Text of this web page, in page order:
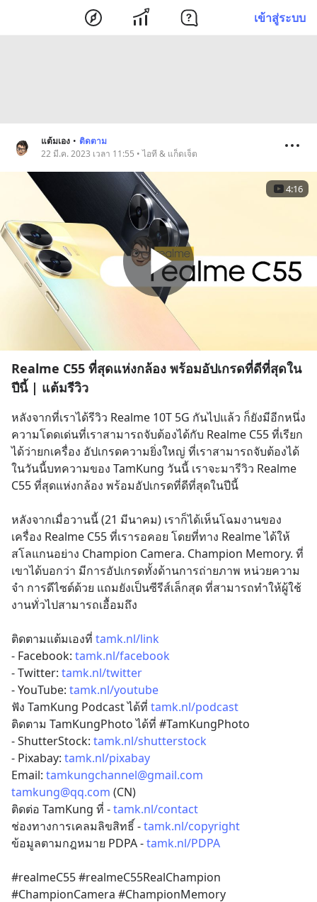
เข้าสู่ระบบ
แต้มเอง • ติดตาม
22 มี.ค. 2023 เวลา 11:55 • ไอที & แก็ดเจ็ต
4:16
Realme C55 ที่สุดแห่งกล้อง พร้อมอัปเกรดที่ดีที่สุดใน
ปีนี้ | แต้มรีวิว
หลังจากที่เราได้รีวิว Realme 10T 5G กันไปแล้ว ก็ยังมีอีกหนึ่ง
ความโดดเด่นที่เราสามารถจับต้องได้กับ Realme C55 ที่เรียก
ได้ว่ายกเครื่อง อัปเกรดความยิ่งใหญ่ ที่เราสามารถจับต้องได้
ในวันนี้บทความของ TamKung วันนี้ เราจะมารีวิว Realme
C55 ที่สุดแห่งกล้อง พร้อมอัปเกรดที่ดีที่สุดในปีนี้
หลังจากเมื่อวานนี้ (21 มีนาคม) เราก็ได้เห็นโฉมงานของ
เครื่อง Realme C55 ที่เรารอคอย โดยที่ทาง Realme ได้ให้
สโลแกนอย่าง Champion Camera. Champion Memory. ที่
เขาได้บอกว่า มีการอัปเกรดทั้งด้านการถ่ายภาพ หน่วยความ
จำ การดีไซต์ด้วย แถมยังเป็นซีรีส์เล็กสุด ที่สามารถทำให้ผู้ใช้
งานทั่วไปสามารถเอื้อมถึง
ติดตามแต้มเองที่ tamk.nl/link
- Facebook: tamk.nl/facebook
- Twitter: tamk.nl/twitter
- YouTube: tamk.nl/youtube
ฟัง TamKung Podcast ได้ที่ tamk.nl/podcast
ติดตาม TamKungPhoto ได้ที่ #TamKungPhoto
- ShutterStock: tamk.nl/shutterstock
- Pixabay: tamk.nl/pixabay
Email: tamkungchannel@gmail.com
tamkung@qq.com (CN)
ติดต่อ TamKung ที่ - tamk.nl/contact
ช่องทางการเคลมลิขสิทธิ์ - tamk.nl/copyright
ข้อมูลตามกฎหมาย PDPA - tamk.nl/PDPA
#realmeC55 #realmeC55RealChampion
#ChampionCamera #ChampionMemory